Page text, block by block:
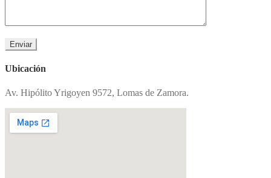
Ubicación
Av. Hipólito Yrigoyen 9572, Lomas de Zamora.